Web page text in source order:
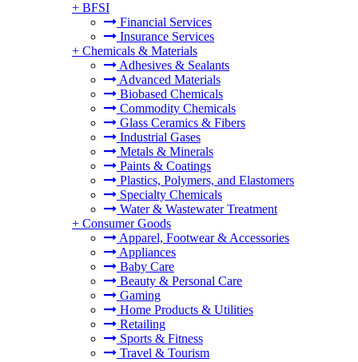
+ BFSI
Financial Services
Insurance Services
+ Chemicals & Materials
Adhesives & Sealants
Advanced Materials
Biobased Chemicals
Commodity Chemicals
Glass Ceramics & Fibers
Industrial Gases
Metals & Minerals
Paints & Coatings
Plastics, Polymers, and Elastomers
Specialty Chemicals
Water & Wastewater Treatment
+ Consumer Goods
Apparel, Footwear & Accessories
Appliances
Baby Care
Beauty & Personal Care
Gaming
Home Products & Utilities
Retailing
Sports & Fitness
Travel & Tourism